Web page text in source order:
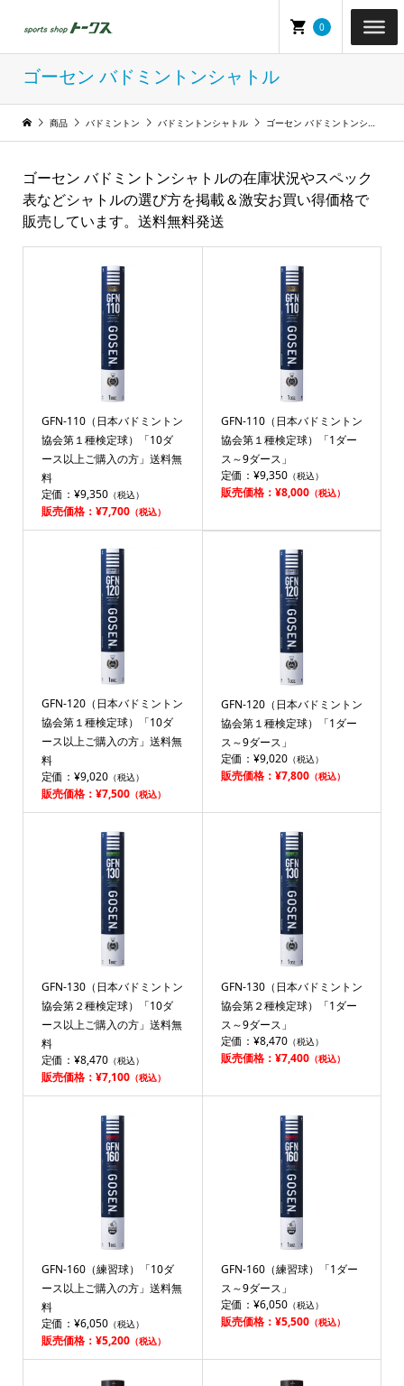
0
ゴーセン バドミントンシャトル
商品 バドミントン バドミントンシャトル ゴーセン バドミントンシャトル
ゴーセン バドミントンシャトルの在庫状況やスペック
表などシャトルの選び方を掲載＆激安お買い得価格で
販売しています。送料無料発送
GFN-110（日本バドミントン
協会第１種検定球）「10ダ
ース以上ご購入の方」送料無
料
定価：¥9,350（税込）
販売価格：¥7,700（税込）
GFN-110（日本バドミントン
協会第１種検定球）「1ダー
ス～9ダース」
定価：¥9,350（税込）
販売価格：¥8,000（税込）
GFN-120（日本バドミントン
協会第１種検定球）「10ダ
ース以上ご購入の方」送料無
料
定価：¥9,020（税込）
販売価格：¥7,500（税込）
GFN-120（日本バドミントン
協会第１種検定球）「1ダー
ス～9ダース」
定価：¥9,020（税込）
販売価格：¥7,800（税込）
GFN-130（日本バドミントン
協会第２種検定球）「10ダ
ース以上ご購入の方」送料無
料
定価：¥8,470（税込）
販売価格：¥7,100（税込）
GFN-130（日本バドミントン
協会第２種検定球）「1ダー
ス～9ダース」
定価：¥8,470（税込）
販売価格：¥7,400（税込）
GFN-160（練習球）「10ダ
ース以上ご購入の方」送料無
料
定価：¥6,050（税込）
販売価格：¥5,200（税込）
GFN-160（練習球）「1ダー
ス～9ダース」
定価：¥6,050（税込）
販売価格：¥5,500（税込）